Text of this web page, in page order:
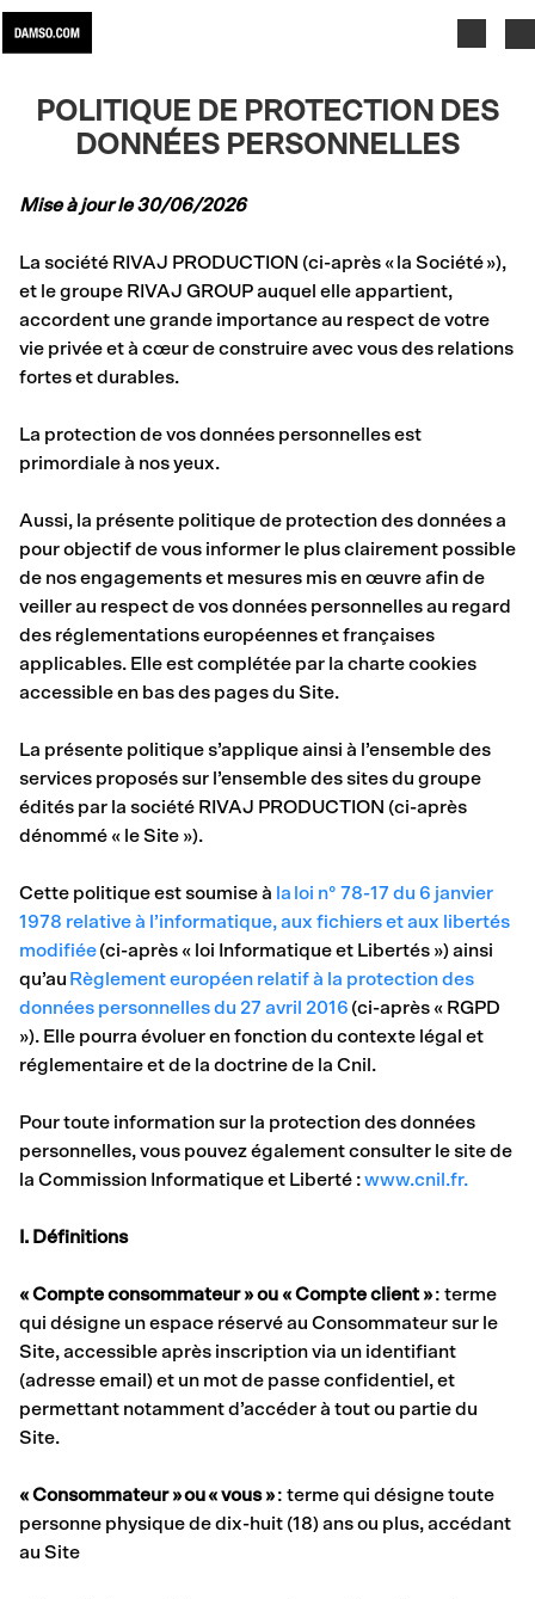
Skip to main content
POLITIQUE DE PROTECTION DES
DONNÉES PERSONNELLES
Mise à jour le 30/06/2026
La société RIVAJ PRODUCTION (ci-après « la Société »),
et le groupe RIVAJ GROUP auquel elle appartient,
accordent une grande importance au respect de votre
vie privée et à cœur de construire avec vous des relations
fortes et durables.
La protection de vos données personnelles est
primordiale à nos yeux.
Aussi, la présente politique de protection des données a
pour objectif de vous informer le plus clairement possible
de nos engagements et mesures mis en œuvre afin de
veiller au respect de vos données personnelles au regard
des réglementations européennes et françaises
applicables. Elle est complétée par la charte cookies
accessible en bas des pages du Site.
La présente politique s’applique ainsi à l’ensemble des
services proposés sur l’ensemble des sites du groupe
édités par la société RIVAJ PRODUCTION (ci-après
dénommé « le Site »).
Cette politique est soumise à la loi n° 78-17 du 6 janvier
1978 relative à l’informatique, aux fichiers et aux libertés
modifiée(ci-après « loi Informatique et Libertés ») ainsi
qu’au Règlement européen relatif à la protection des
données personnelles du 27 avril 2016 (ci-après « RGPD
»). Elle pourra évoluer en fonction du contexte légal et
réglementaire et de la doctrine de la Cnil.
Pour toute information sur la protection des données
personnelles, vous pouvez également consulter le site de
la Commission Informatique et Liberté :www.cnil.fr.
I. Définitions
« Compte consommateur » ou « Compte client »: terme
qui désigne un espace réservé au Consommateur sur le
Site, accessible après inscription via un identifiant
(adresse email) et un mot de passe confidentiel, et
permettant notamment d’accéder à tout ou partie du
Site.
« Consommateur » ou « vous »: terme qui désigne toute
personne physique de dix-huit (18) ans ou plus, accédant
au Site